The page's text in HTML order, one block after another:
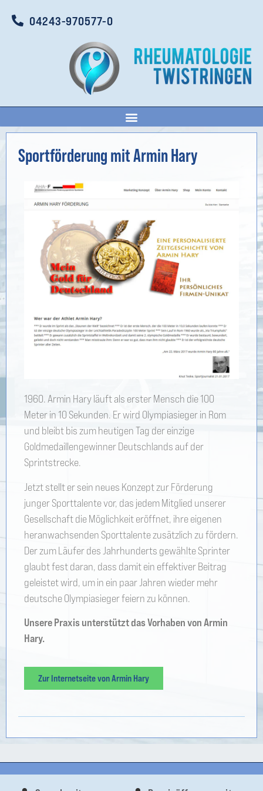
04243-970577-0
Sportförderung mit Armin Hary
1960. Armin Hary läuft als erster Mensch die 100
Meter in 10 Sekunden. Er wird Olympiasieger in Rom
und bleibt bis zum heutigen Tag der einzige
Goldmedaillengewinner Deutschlands auf der
Sprintstrecke.
Jetzt stellt er sein neues Konzept zur Förderung
junger Sporttalente vor, das jedem Mitglied unserer
Gesellschaft die Möglichkeit eröffnet, ihre eigenen
heranwachsenden Sporttalente zusätzlich zu fördern.
Der zum Läufer des Jahrhunderts gewählte Sprinter
glaubt fest daran, dass damit ein effektiver Beitrag
geleistet wird, um in ein paar Jahren wieder mehr
deutsche Olympiasieger feiern zu können.
Unsere Praxis unterstützt das Vorhaben von Armin
Hary.
Zur Internetseite von Armin Hary